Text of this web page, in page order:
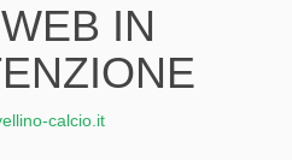
IN
calcio.it